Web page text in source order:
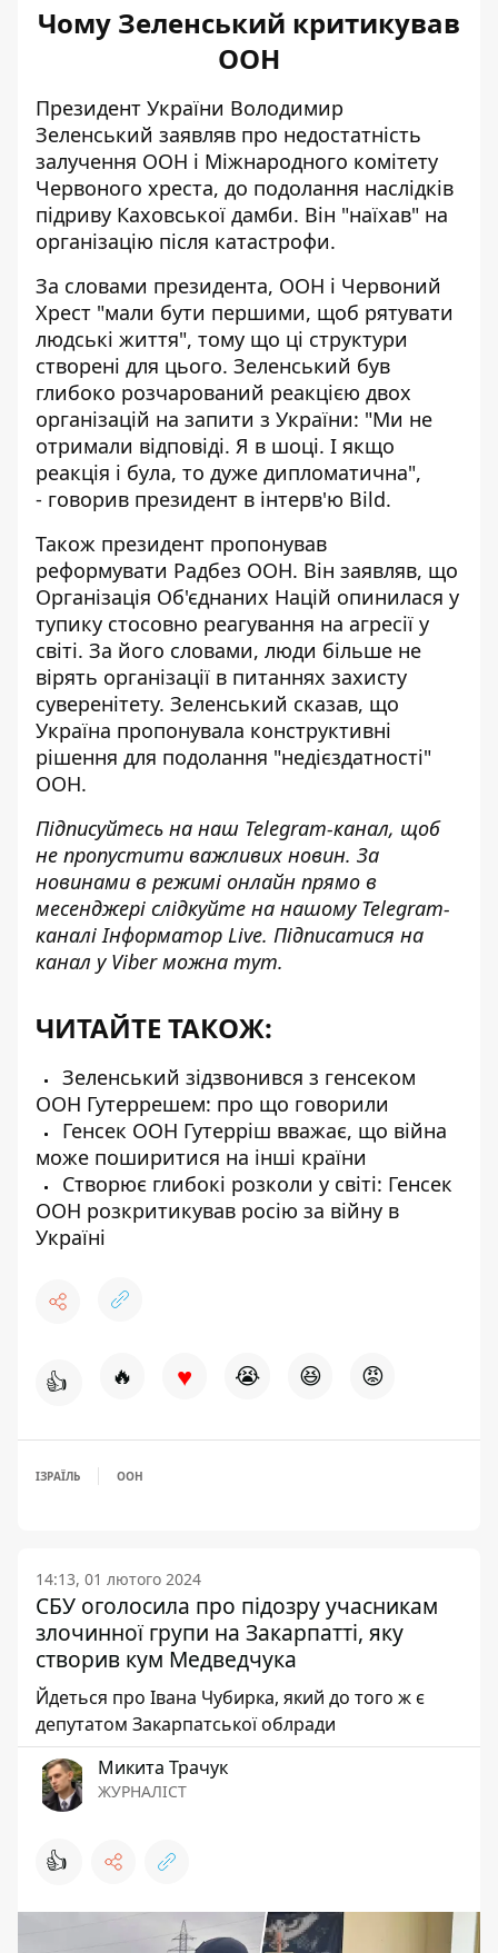
Чому Зеленський критикував
ООН
Президент України Володимир
Зеленський заявляв про недостатність
залучення ООН і Міжнародного комітету
Червоного хреста, до подолання наслідків
підриву Каховської дамби. Він "наїхав" на
організацію після катастрофи.
За словами президента, ООН і Червоний
Хрест "мали бути першими, щоб рятувати
людські життя", тому що ці структури
створені для цього. Зеленський був
глибоко розчарований реакцією двох
організацій на запити з України: "Ми не
отримали відповіді. Я в шоці. І якщо
реакція і була, то дуже дипломатична",
- говорив президент в інтерв'ю Bild.
Також президент пропонував
реформувати Радбез ООН. Він заявляв, що
Організація Об'єднаних Націй опинилася у
тупику стосовно реагування на агресії у
світі. За його словами, люди більше не
вірять організації в питаннях захисту
суверенітету. Зеленський сказав, що
Україна пропонувала конструктивні
рішення для подолання "недієздатності"
ООН.
Підписуйтесь на наш Telegram-канал, щоб
не пропустити важливих новин. За
новинами в режимі онлайн прямо в
месенджері слідкуйте на нашому Telegram-
каналіІнформатор Live. Підписатися на
канал у Viber можна тут.
ЧИТАЙТЕ ТАКОЖ:
Зеленський зідзвонився з генсеком
ООН Гутеррешем: про що говорили
Генсек ООН Гутерріш вважає, що війна
може поширитися на інші країни
Створює глибокі розколи у світі: Генсек
ООН розкритикував росію за війну в
Україні
👍 🔥 ♥ 😭 😆 😡
ІЗРАЇЛЬ ООН
14:13, 01 лютого 2024
СБУ оголосила про підозру учасникам
злочинної групи на Закарпатті, яку
створив кум Медведчука
Йдеться про Івана Чубирка, який до того ж є
депутатом Закарпатської облради
Микита Трачук
ЖУРНАЛІСТ
👍